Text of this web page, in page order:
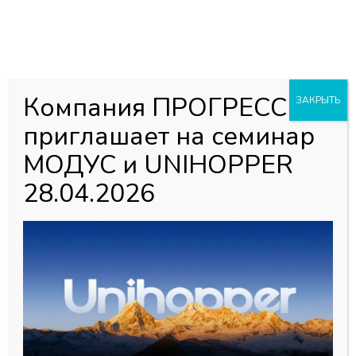
Главная страница Магазин» Алюминий для Шкафов-Купе
Фурнитура для шкафов-купе »Пленка для зеркал
противоосколочная 0,9*100м (100 микрон)
Компания ПРОГРЕСС
приглашает на семинар
МОДУС и UNIHOPPER
28.04.2026
ЗАКРЫТЬ